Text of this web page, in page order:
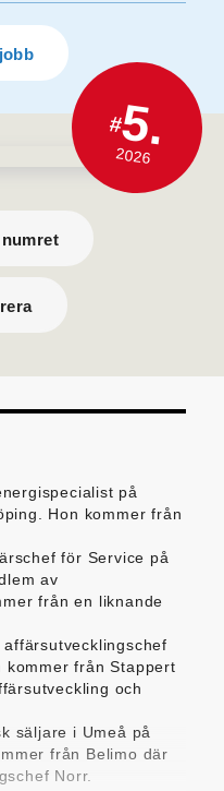
#5.
2026
på
Hon kommer från
för Service på
av
från en liknande
kommer från Stappert
och
säljare i Umeå på
från Belimo där
Norr.